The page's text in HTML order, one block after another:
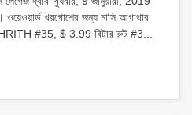
চিত্র
কমিক্স
01/09/2019
ওয়েওয়ার্ড খরগোশের জন্য মাসি আগাথার
#35, $ ​​3.99 বিটার রুট #3...